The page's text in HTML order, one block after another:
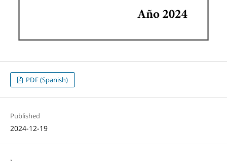
PDF (Spanish)
Published
2024-12-19